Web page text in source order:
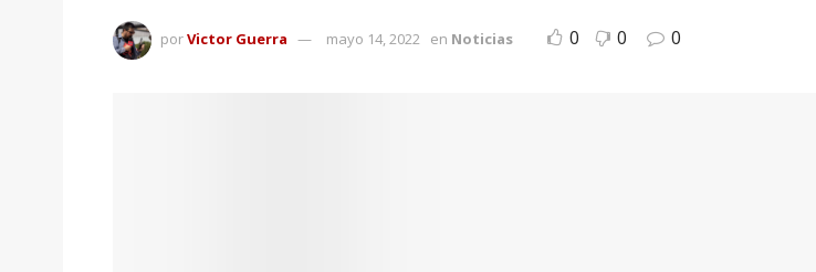
porVictor Guerra mayo 14, 2022 en Noticias 0 0 0